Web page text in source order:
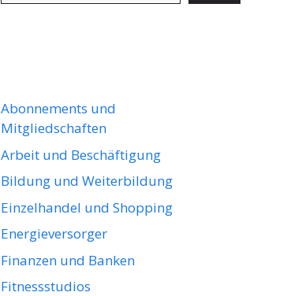
Abonnements und
Mitgliedschaften
Arbeit und Beschäftigung
Bildung und Weiterbildung
Einzelhandel und Shopping
Energieversorger
Finanzen und Banken
Fitnessstudios